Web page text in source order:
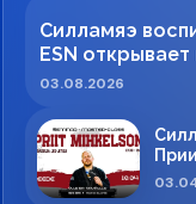
Силламяэ
ESN
03.08.2026